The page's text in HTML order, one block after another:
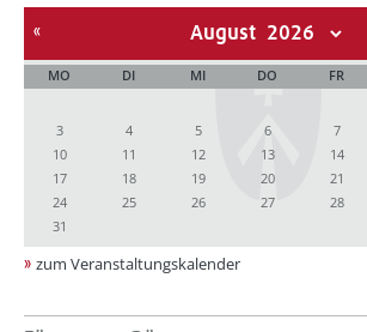
August
MO DI MI DO FR
3
4 5 6 7
10
11 12 13 14
17
18 19 20 21
24
25 26 27 28
31
zum Veranstaltungskalender